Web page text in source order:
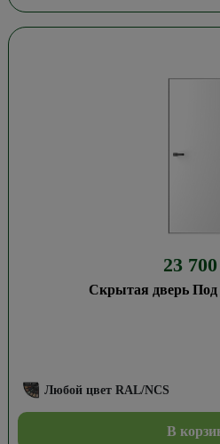
23 700
Скрытая дверь Под
Любой цвет RAL/NCS
В